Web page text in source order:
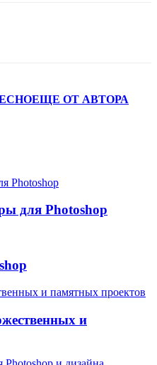
ЕЩЕ ОТ АВТОРА
для Photoshop
и